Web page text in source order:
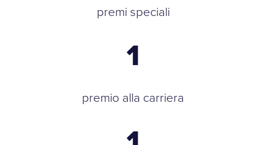
premi speciali
1
premio alla carriera